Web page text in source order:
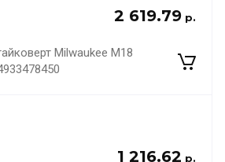
2 619.79 р.
Milwaukee M18
1 216.62 р.